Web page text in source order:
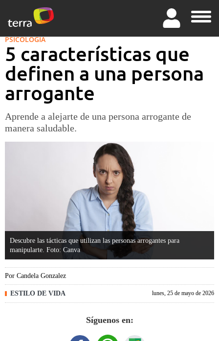
PSICOLOGÍA
5 características que
definen a una persona
arrogante
Aprende a alejarte de una persona arrogante de
manera saludable.
Descubre las tácticas que utilizan las personas arrogantes para
manipularte. Foto: Canva
ESTILO DE VIDA
Por Candela Gonzalez
lunes, 25 de mayo de 2026
Síguenos en: